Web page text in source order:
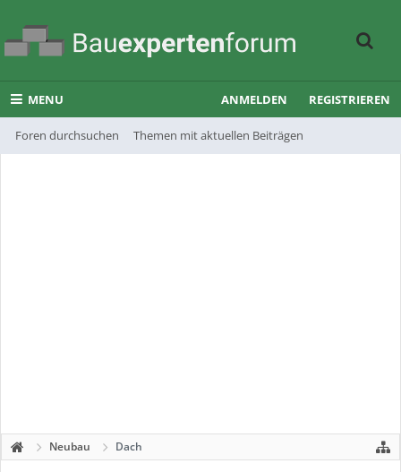
MENU
Foren durchsuchen Themen mit aktuellen Beiträgen
ANMELDEN REGISTRIEREN
Neubau Dach